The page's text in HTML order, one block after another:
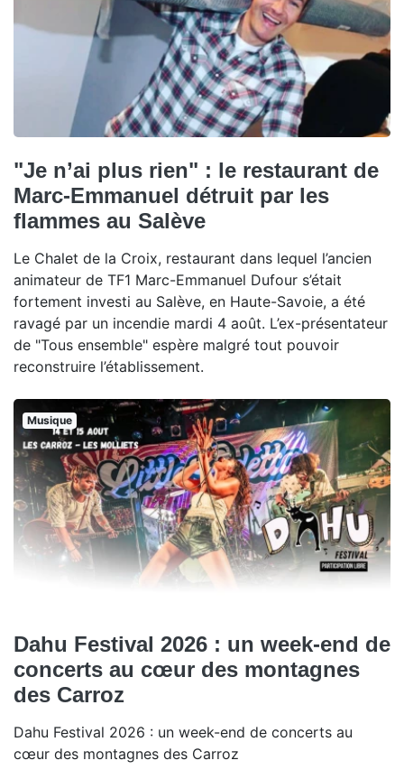
"Je n’ai plus rien" : le restaurant de
Marc-Emmanuel détruit par les
flammes au Salève
Le Chalet de la Croix, restaurant dans lequel l’ancien
animateur de TF1 Marc-Emmanuel Dufour s’était
fortement investi au Salève, en Haute-Savoie, a été
ravagé par un incendie mardi 4 août. L’ex-présentateur
de "Tous ensemble" espère malgré tout pouvoir
reconstruire l’établissement.
Musique
Dahu Festival 2026 : un week-end de
concerts au cœur des montagnes
des Carroz
Dahu Festival 2026 : un week-end de concerts au
cœur des montagnes des Carroz